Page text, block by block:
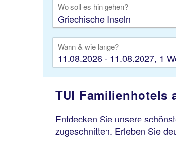
Wo soll es hin gehen?
Wann & wie lange?
11.08.2026 - 11.08.2027, 1
TUI Familienhotels
Entdecken Sie unsere
zugeschnitten. Erleben Sie